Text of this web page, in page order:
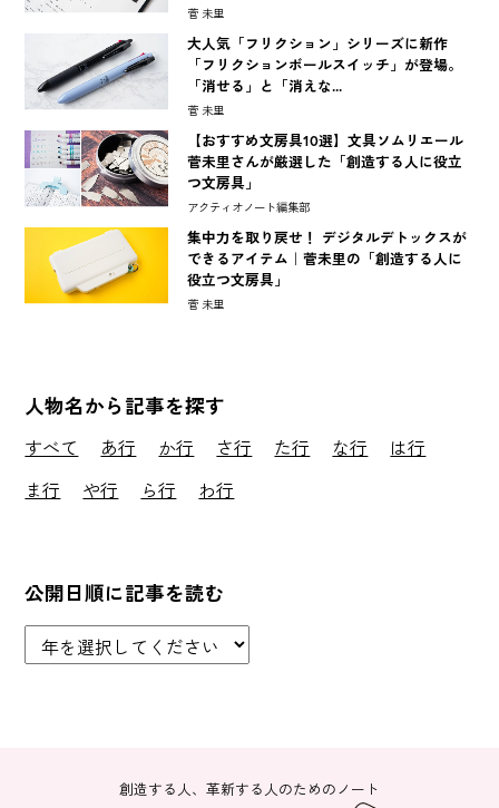
菅 未里
大人気「フリクション」シリーズに新作
「フリクションボールスイッチ」が登場。
「消せる」と「消えな...
菅 未里
【おすすめ文房具10選】文具ソムリエール
菅未里さんが厳選した「創造する人に役立
つ文房具」
アクティオノート編集部
集中力を取り戻せ！ デジタルデトックスが
できるアイテム｜菅未里の「創造する人に
役立つ文房具」
菅 未里
人物名から記事を探す
すべて あ行 か行 さ行 た行 な行
は行
ま行
や行 ら行 わ行
公開日順に記事を読む
創造する人、革新する人のためのノート